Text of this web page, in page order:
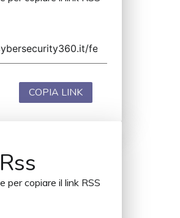
COPIA LINK
per copiare il link RSS